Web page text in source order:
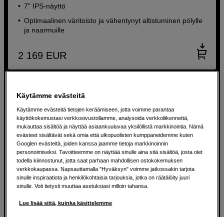
7" IPS-näyttö
Optimaalinen väritoisto ja vähentynyt altistuminen pölylle
ja naarmuille
2 169 EUR
Käytämme evästeitä
Käytämme evästeitä tietojen keräämiseen, jotta voimme parantaa
käyttökokemustasi verkkosivustollamme, analysoida verkkoliikennettä,
mukauttaa sisältöä ja näyttää asiaankuuluvaa yksilöllistä markkinointia. Nämä
evästeet sisältävät sekä omia että ulkopuolisten kumppaneidemme kuten
Googlen evästeitä, joiden kanssa jaamme tietoja markkinoinnin
personoimiseksi. Tavoitteemme on näyttää sinulle aina sitä sisältöä, josta olet
todella kiinnostunut, jotta saat parhaan mahdollisen ostokokemuksen
verkkokaupassa. Napsauttamalla "Hyväksyn" voimme jatkossakin tarjota
sinulle inspiraatiota ja henkilökohtaisia tarjouksia, jotka on räätälöity juuri
sinulle. Voit tietysti muuttaa asetuksiasi milloin tahansa.
Lue lisää siitä, kuinka käsittelemme